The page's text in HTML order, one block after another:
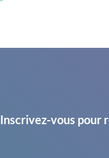
Inscrivez-vous pour